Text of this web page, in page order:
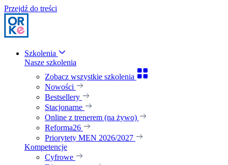
Przejdź do treści
Szkolenia
Nasze szkolenia
Zobacz wszystkie szkolenia
Nowości
Bestsellery
Stacjonarne
Online z trenerem (na żywo)
Reforma26
Priorytety MEN 2026/2027
Kompetencje
Cyfrowe